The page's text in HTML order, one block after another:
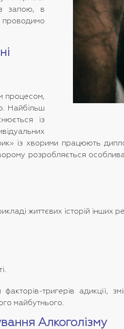
запою, в
проводимо
процесом,
Найбільш
із
із хворими працюють
розробляється
життєвих історій інших
тригерів адикції,
майбутнього.
Алкоголізму